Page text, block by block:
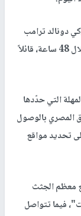
دونالد ترامب
للحركة، مساء السبت، مطالبًا إياها بتسليم الجثث خلال 48 ساعة، قائلاً
التي حدّدها
المصري بالوصول
تحديد مواقع
معظم الجثث
فيما تتواصل